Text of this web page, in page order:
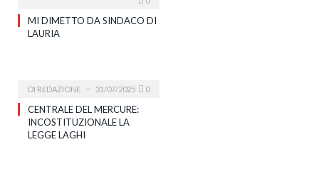
MI DIMETTO DA SINDACO DI
LAURIA
DI REDAZIONE 31/07/2025 0
CENTRALE DEL MERCURE:
INCOSTITUZIONALE LA
LEGGE LAGHI